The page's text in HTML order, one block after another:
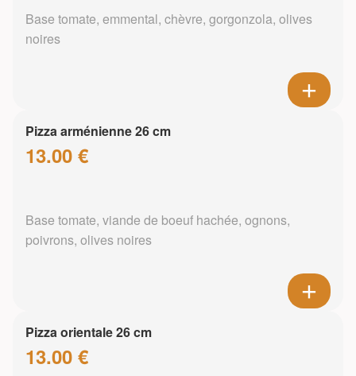
Base tomate, emmental, chèvre, gorgonzola, olives
noires
Pizza arménienne 26 cm
13.00 €
Base tomate, viande de boeuf hachée, ognons,
poivrons, olives noires
Pizza orientale 26 cm
13.00 €